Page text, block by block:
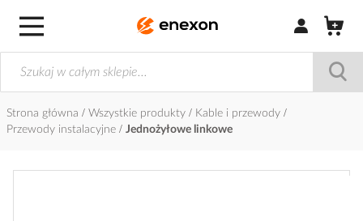
Zaloguj się /
Strona główna Wszystkie produkty
Kable i przewody
Przewody instalacyjne
Jednożyłowe linkowe